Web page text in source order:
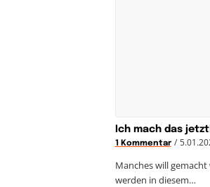
Ich mach das
1 Kommentar /
Manches will
werden in diesem…